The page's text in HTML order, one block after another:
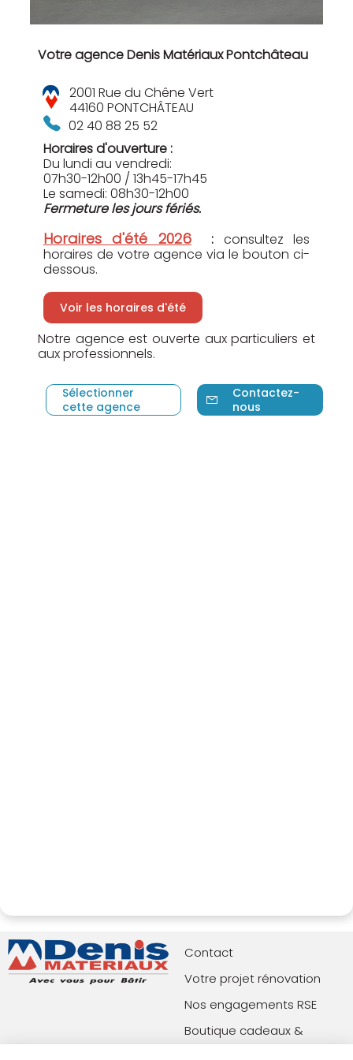
Votre agence Denis Matériaux Pontchâteau
2001 Rue du Chêne Vert
44160 PONTCHÂTEAU
02 40 88 25 52
Horaires d'ouverture :
Du lundi au vendredi:
07h30-12h00 / 13h45-17h45
Le samedi: 08h30-12h00
Fermeture les jours fériés.
Horaires d'été 2026: consultez les
horaires de votre agence via le bouton ci-
dessous.
Voir les horaires d'été
Notre agence est ouverte aux particuliers et
aux professionnels.
Sélectionner
cette agence
Contactez-
nous
Contact
Votre projet rénovation
Nos engagements RSE
Boutique cadeaux &